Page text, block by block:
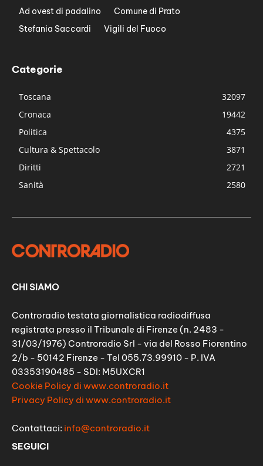
Ad ovest di padalino
Comune di Prato
Stefania Saccardi
Vigili del Fuoco
Categorie
Toscana
32097
Cronaca
19442
Politica
4375
Cultura & Spettacolo
3871
Diritti
2721
Sanità
2580
CHI SIAMO
Controradio testata giornalistica radiodiffusa
registrata presso il Tribunale di Firenze (n. 2483 -
31/03/1976) Controradio Srl - via del Rosso Fiorentino
2/b - 50142 Firenze - Tel 055.73.99910 - P. IVA
03353190485 - SDI: M5UXCR1
Cookie Policy di www.controradio.it
Privacy Policy di www.controradio.it
Contattaci: info@controradio.it
SEGUICI